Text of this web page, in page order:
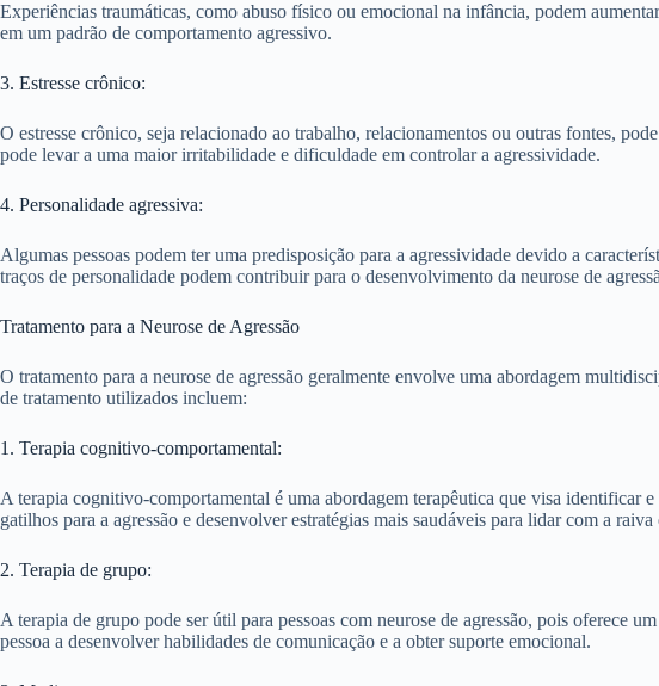
Experiências traumáticas, como abuso físico ou emocional na infância, podem
em um padrão de comportamento agressivo.
3. Estresse crônico:
O estresse crônico, seja relacionado ao trabalho, relacionamentos ou outras fontes,
pode levar a uma maior irritabilidade e dificuldade em controlar a agressividade.
4. Personalidade agressiva:
Algumas pessoas podem ter uma predisposição para a agressividade devido a
traços de personalidade podem contribuir para o desenvolvimento da neurose de
Tratamento para a Neurose de Agressão
O tratamento para a neurose de agressão geralmente envolve uma abordagem
de tratamento utilizados incluem:
1. Terapia cognitivo-comportamental:
A terapia cognitivo-comportamental é uma abordagem terapêutica que visa identificar
gatilhos para a agressão e desenvolver estratégias mais saudáveis para lidar com a
2. Terapia de grupo:
A terapia de grupo pode ser útil para pessoas com neurose de agressão, pois oferece
pessoa a desenvolver habilidades de comunicação e a obter suporte emocional.